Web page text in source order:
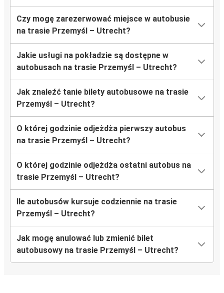
Czy mogę zarezerwować miejsce w autobusie
na trasie Przemyśl – Utrecht?
Jakie usługi na pokładzie są dostępne w
autobusach na trasie Przemyśl – Utrecht?
Jak znaleźć tanie bilety autobusowe na trasie
Przemyśl – Utrecht?
O której godzinie odjeżdża pierwszy autobus
na trasie Przemyśl – Utrecht?
O której godzinie odjeżdża ostatni autobus na
trasie Przemyśl – Utrecht?
Ile autobusów kursuje codziennie na trasie
Przemyśl – Utrecht?
Jak mogę anulować lub zmienić bilet
autobusowy na trasie Przemyśl – Utrecht?